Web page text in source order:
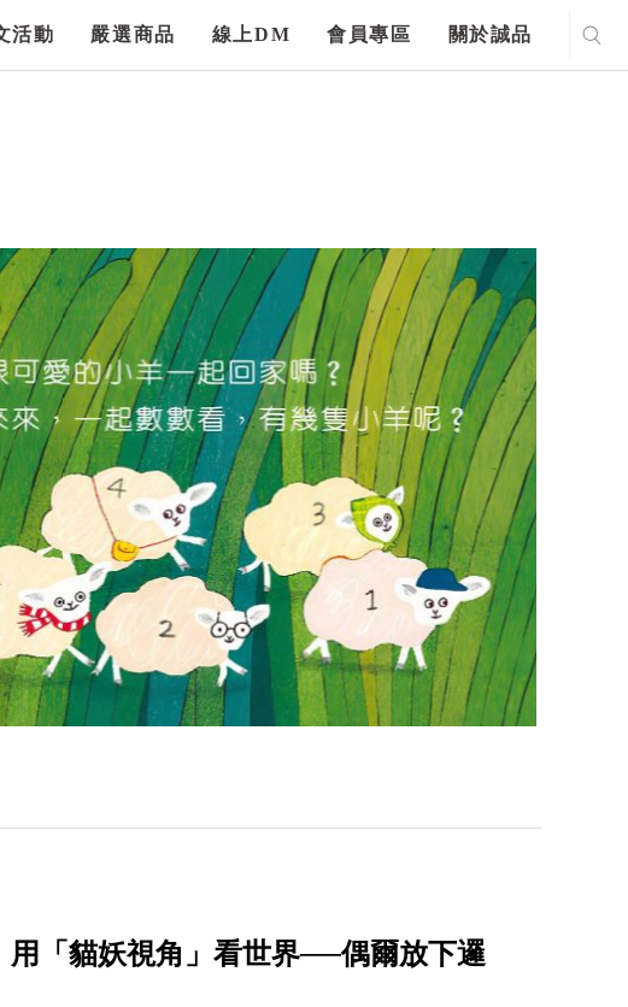
活動 嚴選商品 線上DM 會員專區 關於誠品
「貓妖視角」看世界──偶爾放下邏